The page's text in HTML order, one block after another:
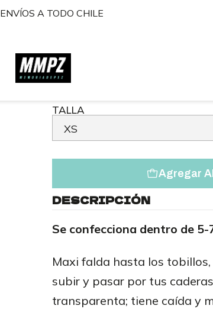
ENVÍOS A TODO CHILE
Faldas Falda Winona Cuadrillé
|
Falda
TALLA
Agregar
DESCRIPCIÓN
Se confecciona dentro de
Maxi falda hasta los
subir y pasar por tus
transparenta; tiene caída y